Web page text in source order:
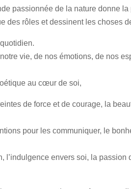
passionnée de la nature donne
des rôles et dessinent les choses
vie, de nos émotions, de nos
au cœur de soi,
de force et de courage, la
pour les communiquer, le
l’indulgence envers soi, la passion